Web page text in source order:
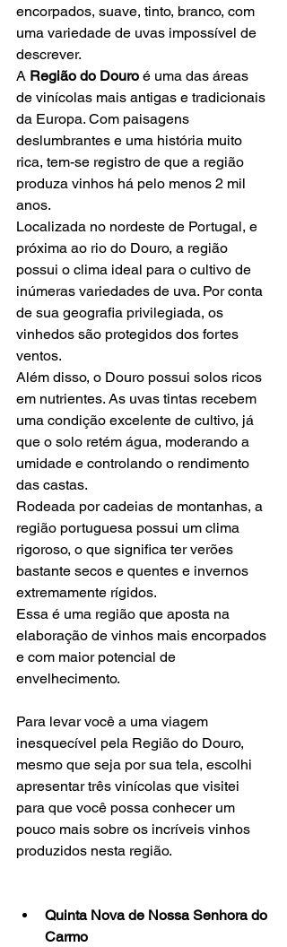
encorpados, suave, tinto, branco, com
uma variedade de uvas impossível de
descrever.
A Região do Douro é uma das áreas
de vinícolas mais antigas e tradicionais
da Europa. Com paisagens
deslumbrantes e uma história muito
rica, tem-se registro de que a região
produza vinhos há pelo menos 2 mil
anos.
Localizada no nordeste de Portugal, e
próxima ao rio do Douro, a região
possui o clima ideal para o cultivo de
inúmeras variedades de uva. Por conta
de sua geografia privilegiada, os
vinhedos são protegidos dos fortes
ventos.
Além disso, o Douro possui solos ricos
em nutrientes. As uvas tintas recebem
uma condição excelente de cultivo, já
que o solo retém água, moderando a
umidade e controlando o rendimento
das castas.
Rodeada por cadeias de montanhas, a
região portuguesa possui um clima
rigoroso, o que significa ter verões
bastante secos e quentes e invernos
extremamente rígidos.
Essa é uma região que aposta na
elaboração de vinhos mais encorpados
e com maior potencial de
envelhecimento.
Para levar você a uma viagem
inesquecível pela Região do Douro,
mesmo que seja por sua tela, escolhi
apresentar três vinícolas que visitei
para que você possa conhecer um
pouco mais sobre os incríveis vinhos
produzidos nesta região.
Quinta Nova de Nossa Senhora do
Carmo​